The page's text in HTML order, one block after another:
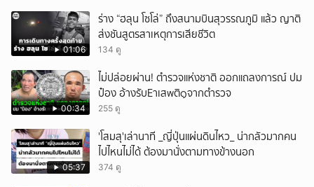
01:06
ร่าง “ฮลุน โซโล่” ถึงสนามบินสุวรรณภูมิ แล้ว ญาติ
ส่งชันสูตรสาเหตุการเสียชีวิต
134 ดู
00:34
ไม่ปล่อยผ่าน! ตำรวจแห่งชาติ ออกแถลงการณ์ ปม
ป๋อง อ้างรับEาเสwติ๑จากตำรวจ
255 ดู
05:37
'โสมสุ'เล่านาที _ญี่ปุ่นแผ่นดินไหว_ น่ากลัวมากคน
ไปไหนไม่ได้ ต้องมานั่งตามทางข้างนอก
374 ดู